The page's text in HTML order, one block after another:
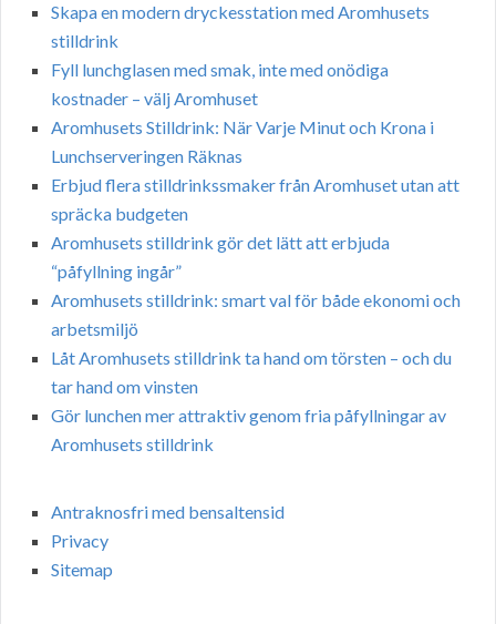
Skapa en modern dryckesstation med Aromhusets
stilldrink
Fyll lunchglasen med smak, inte med onödiga
kostnader – välj Aromhuset
Aromhusets Stilldrink: När Varje Minut och Krona i
Lunchserveringen Räknas
Erbjud flera stilldrinkssmaker från Aromhuset utan att
spräcka budgeten
Aromhusets stilldrink gör det lätt att erbjuda
“påfyllning ingår”
Aromhusets stilldrink: smart val för både ekonomi och
arbetsmiljö
Låt Aromhusets stilldrink ta hand om törsten – och du
tar hand om vinsten
Gör lunchen mer attraktiv genom fria påfyllningar av
Aromhusets stilldrink
Antraknosfri med bensaltensid
Privacy
Sitemap